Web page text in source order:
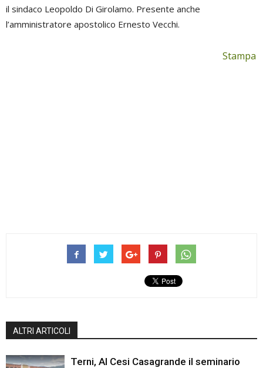
il sindaco Leopoldo Di Girolamo. Presente anche
l’amministratore apostolico Ernesto Vecchi.
Stampa
ALTRI ARTICOLI
Terni, Al Cesi Casagrande il seminario